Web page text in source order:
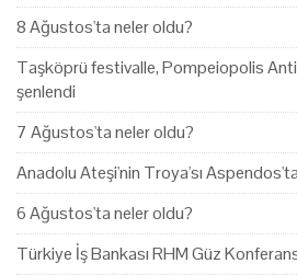
8 Ağustos'ta neler oldu?
Taşköprü festivalle, Pompeiopolis
şenlendi
7 Ağustos'ta neler oldu?
Anadolu Ateşi'nin Troya'sı
6 Ağustos'ta neler oldu?
Türkiye İş Bankası RHM Güz